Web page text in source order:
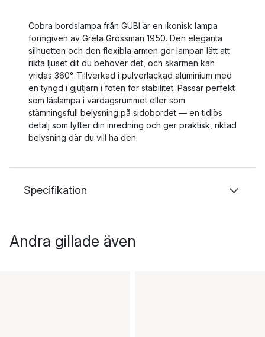
Cobra bordslampa från GUBI är en ikonisk lampa
formgiven av Greta Grossman 1950. Den eleganta
silhuetten och den flexibla armen gör lampan lätt att
rikta ljuset dit du behöver det, och skärmen kan
vridas 360°. Tillverkad i pulverlackad aluminium med
en tyngd i gjutjärn i foten för stabilitet. Passar perfekt
som läslampa i vardagsrummet eller som
stämningsfull belysning på sidobordet — en tidlös
detalj som lyfter din inredning och ger praktisk, riktad
belysning där du vill ha den.
Specifikation
Andra gillade även